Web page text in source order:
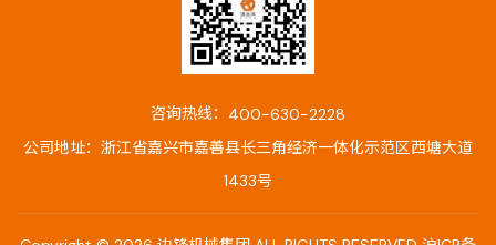
咨询热线： 400-630-2228
公司地址：浙江省嘉兴市嘉善县长三角经济一体化示范区西塘大道
1433号